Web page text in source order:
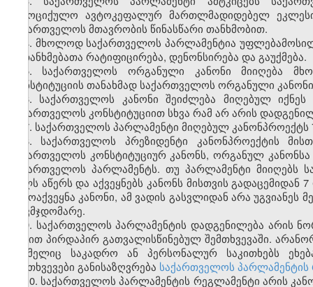
სამოციქულო ავტოკეფალურ მართლმადიდებელ
საქართველოს მთავრობის წინასწარი თანხმობით.
4. მხოლოდ საქართველოს პარლამენტია
შეთანხმებათა რატიფიცირება, დენონსირება და გაუქმება.
5. საქართველოს ორგანული კანონი მიიღება
კონსტიტუციის თანახმად საქართველოს ორგანული
6. საქართველოს კანონი შეიძლება მიღებულ
საქართველოს კონსტიტუციით სხვა რამ არ არის
7. საქართველოს პარლამენტი მიღებულ კანონპროექტს
8. საქართველოს პრეზიდენტი კანონპროექტის
საქართველოს კონსტიტუციურ კანონს, ორგანულ
საქართველოს პარლამენტს. თუ პარლამენტი მიიღებს
ხელს აწერს და აქვეყნებს კანონს მისთვის
გამოაქვეყნა კანონი, ამ ვადის გასვლიდან არა
თავმჯდომარე.
9. საქართველოს პარლამენტის დადგენილება არის
აქტით პირდაპირ გათვალისწინებულ შემთხვევაში.
რომელიც საკადრო ან პერსონალურ საკითხებს
შემთხვევები განისაზღვრება საქართველოს
10. საქართველოს პარლამენტის რეგლამენტი არის